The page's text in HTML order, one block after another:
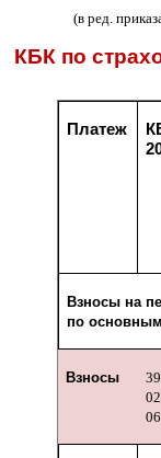
(в ред.
КБК по
Платеж
Взносы на
по
Взносы